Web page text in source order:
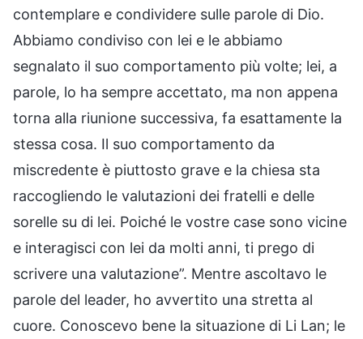
contemplare e condividere sulle parole di Dio.
Abbiamo condiviso con lei e le abbiamo
segnalato il suo comportamento più volte; lei, a
parole, lo ha sempre accettato, ma non appena
torna alla riunione successiva, fa esattamente la
stessa cosa. Il suo comportamento da
miscredente è piuttosto grave e la chiesa sta
raccogliendo le valutazioni dei fratelli e delle
sorelle su di lei. Poiché le vostre case sono vicine
e interagisci con lei da molti anni, ti prego di
scrivere una valutazione”. Mentre ascoltavo le
parole del leader, ho avvertito una stretta al
cuore. Conoscevo bene la situazione di Li Lan; le